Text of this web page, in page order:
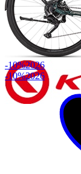
-10%2026
-10%2026